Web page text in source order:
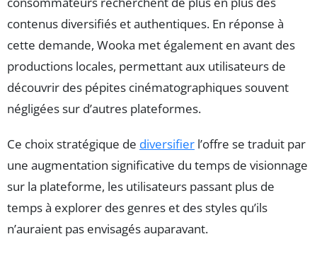
contenus diversifiés et authentiques. En réponse à
cette demande, Wooka met également en avant des
productions locales, permettant aux utilisateurs de
découvrir des pépites cinématographiques souvent
négligées sur d’autres plateformes.
Ce choix stratégique de diversifier l’offre se traduit par
une augmentation significative du temps de visionnage
sur la plateforme, les utilisateurs passant plus de
temps à explorer des genres et des styles qu’ils
n’auraient pas envisagés auparavant.